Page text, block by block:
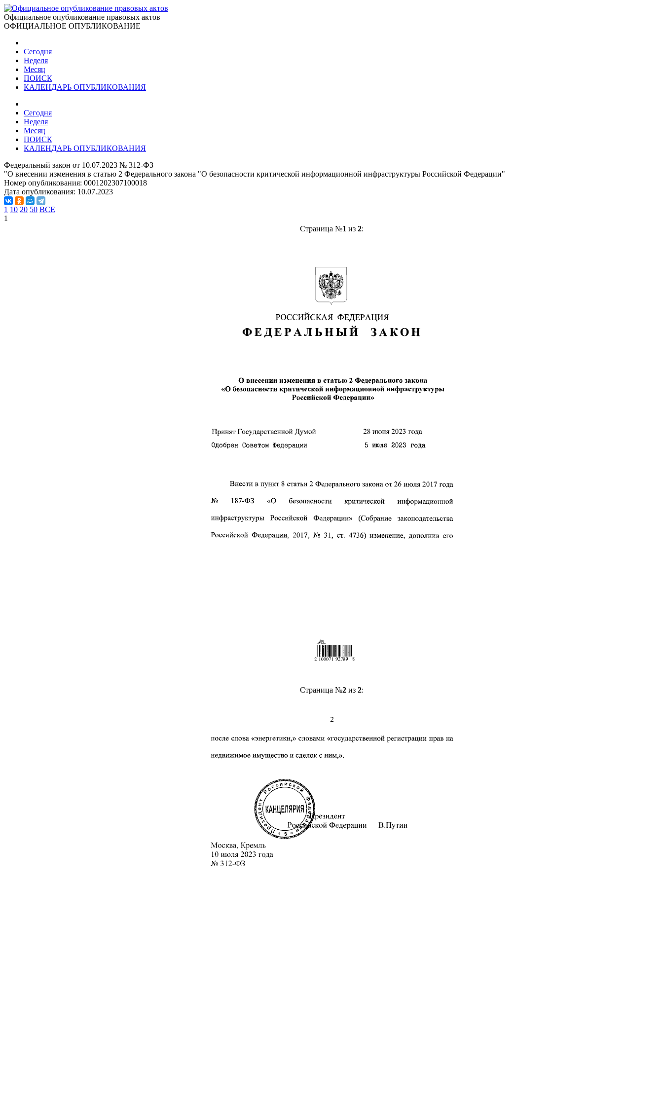
Официальное опубликование правовых актов
ОФИЦИАЛЬНОЕ ОПУБЛИКОВАНИЕ
Сегодня
Неделя
Месяц
ПОИСК
КАЛЕНДАРЬ ОПУБЛИКОВАНИЯ
Сегодня
Неделя
Месяц
ПОИСК
КАЛЕНДАРЬ ОПУБЛИКОВАНИЯ
Федеральный закон от 10.07.2023 № 312-ФЗ
"О внесении изменения в статью 2 Федерального закона "О безопасности критической информационной инфраструктуры Российской Федерации"
Номер опубликования: 0001202307100018
Дата опубликования: 10.07.2023
1 10 20 50 ВСЕ
1
Страница №1 из 2:
Страница №2из 2: